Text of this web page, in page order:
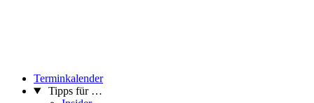
Terminkalender
Tipps für …